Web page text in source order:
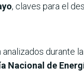
, claves para el
durante la
Nacional de